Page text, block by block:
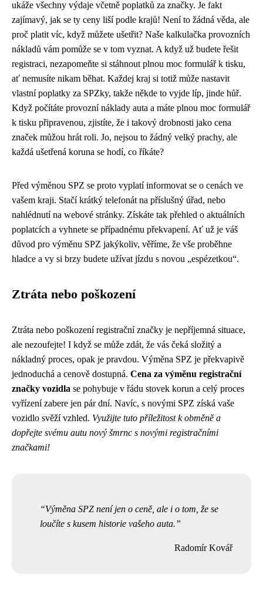
ukáže všechny výdaje včetně poplatků za značky. Je fakt
zajímavý, jak se ty ceny liší podle krajů! Není to žádná věda, ale
proč platit víc, když můžete ušetřit? Naše kalkulačka provozních
nákladů vám pomůže se v tom vyznat. A když už budete řešit
registraci, nezapomeňte si stáhnout plnou moc formulář k tisku,
ať nemusíte nikam běhat. Každej kraj si totiž může nastavit
vlastní poplatky za SPZky, takže někde to vyjde líp, jinde hůř.
Když počítáte provozní náklady auta a máte plnou moc formulář
k tisku připravenou, zjistíte, že i takový drobnosti jako cena
značek můžou hrát roli. Jo, nejsou to žádný velký prachy, ale
každá ušetřená koruna se hodí, co říkáte?
Před výměnou SPZ se proto vyplatí informovat se o cenách ve
vašem kraji. Stačí krátký telefonát na příslušný úřad, nebo
nahlédnutí na webové stránky. Získáte tak přehled o aktuálních
poplatcích a vyhnete se případnému překvapení. Ať už je váš
důvod pro výměnu SPZ jakýkoliv, věříme, že vše proběhne
hladce a vy si brzy budete užívat jízdu s novou „espézetkou“.
Ztráta nebo poškození
Ztráta nebo poškození registrační značky je nepříjemná situace,
ale nezoufejte! I když se může zdát, že vás čeká složitý a
nákladný proces, opak je pravdou. Výměna SPZ je překvapivě
jednoduchá a cenově dostupná. Cena za výměnu registrační
značky vozidla se pohybuje v řádu stovek korun a celý proces
vyřízení zabere jen pár dní. Navíc, s novými SPZ získá vaše
vozidlo svěží vzhled. Využijte tuto příležitost k obměně a
dopřejte svému autu nový šmrnc s novými registračními
značkami!
Výměna SPZ není jen o ceně, ale i o tom, že se
loučíte s kusem historie vašeho auta.
Radomír Kovář